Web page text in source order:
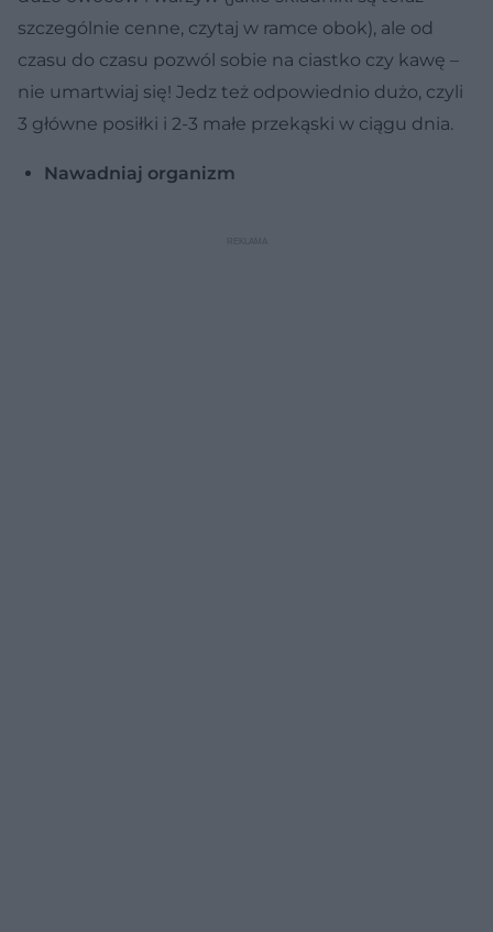
szczególnie cenne, czytaj w ramce obok), ale od
czasu do czasu pozwól sobie na ciastko czy kawę –
nie umartwiaj się! Jedz też odpowiednio dużo, czyli
3 główne posiłki i 2-3 małe przekąski w ciągu dnia.
Nawadniaj organizm